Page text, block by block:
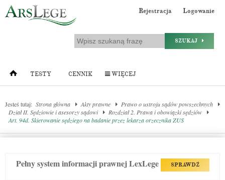
Rejestracja Logowanie
SZUKAJ
TESTY CENNIK WIĘCEJ
Jesteś tutaj: Strona główna Akty prawne
Prawo o ustroju sądów powszechnych
Dział II. Sędziowie i asesorzy sądowi
Rozdział 2. Prawa i obowiązki sędziów
Art. 94d. Skierowanie sędziego na badanie przez lekarza orzecznika ZUS
Pełny system informacji prawnej LexLege SPRAWDŹ